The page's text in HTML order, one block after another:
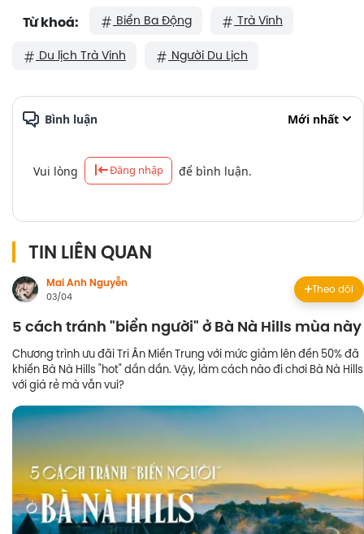
Từ khoá: Biển Ba Động Trà Vinh
Du lịch Trà Vinh Người Du Lịch
Bình luận Mới nhất
Vui lòng Đăng nhập để bình luận.
TIN LIÊN QUAN
Mai Anh Nguyễn
03/04
Theo dõi
5 cách tránh "biển người" ở Bà Nà Hills mùa này
Chương trình ưu đãi Tri Ân Miền Trung với mức giảm lên đến 50% đã
khiến Bà Nà Hills "hot" dần dần. Vậy, làm cách nào đi chơi Bà Nà Hills
với giá rẻ mà vẫn vui?